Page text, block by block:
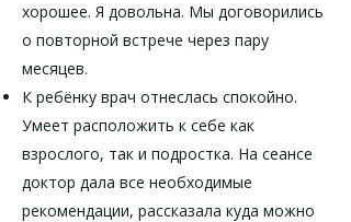
хорошее. Я довольна. Мы договорились
о повторной встрече через пару
месяцев.
К ребёнку врач отнеслась спокойно.
Умеет расположить к себе как
взрослого, так и подростка. На сеансе
доктор дала все необходимые
рекомендации, рассказала куда можно